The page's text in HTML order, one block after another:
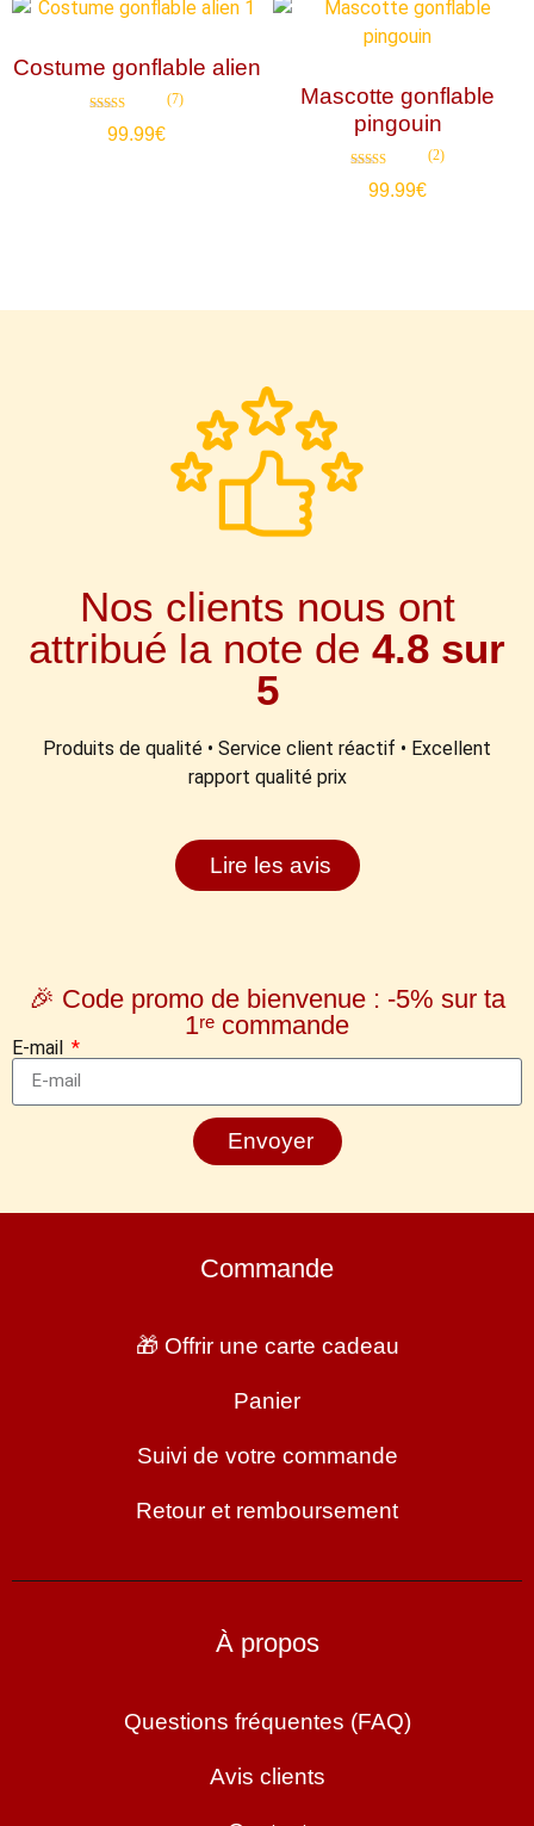
Costume gonflable alien
4.57
(7)
99.99€
Mascotte gonflable
pingouin
4.50
(2)
99.99€
Nos clients nous ont
attribué la note de 4.8 sur
5
Produits de qualité • Service client réactif • Excellent
rapport qualité prix
Lire les avis
🎉 Code promo de bienvenue : -5% sur ta
1ʳᵉ commande
E-mail
Envoyer
Commande
🎁 Offrir une carte cadeau
Panier
Suivi de votre commande
Retour et remboursement
À propos
Questions fréquentes (FAQ)
Avis clients